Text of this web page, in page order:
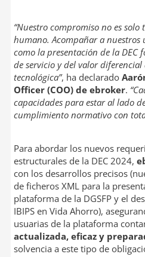
“Nuestro compromiso no es
humano. Acompañar a nuestros
como la presentación de la DEC
de servicio y del valor diferencial
tecnológica”, ha declarado
Officer (COO) de ebroker.
capacidades para estar al lado
cumplimiento normativo con
Para abordar los nuevos
estructurales de la DEC 2024,
con los desarrollos precisos
de ficheros XML para la
plataforma de la DGSFP y el
IBIPS en Vida Ahorro),
usuarias de la plataforma
actualizada, eficaz y
solvencia a este tipo de